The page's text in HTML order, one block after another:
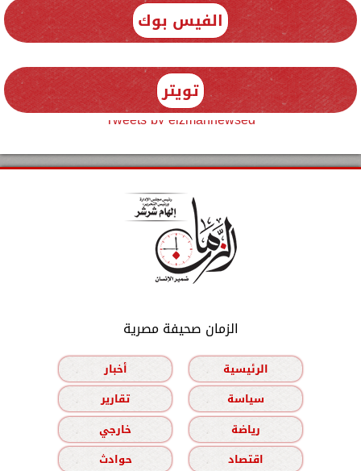
الفيس بوك
تويتر
Tweets by elzmannewseg
الزمان صحيفة مصرية
الرئيسية
أخبار
سياسة
تقارير
رياضة
خارجي
اقتصاد
حوادث